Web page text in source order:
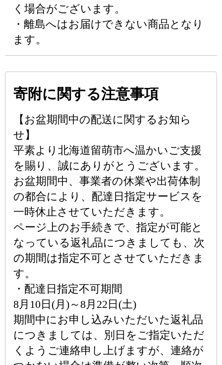
く場合がございます。
・離島へはお届けできない商品となり
ます。
寄附に関する注意事項
【お盆期間中の配送に関するお知ら
せ】
平素より北海道留萌市へ温かいご支援
を賜り、誠にありがとうございます。
お盆期間中、事業者の休業や出荷体制
の都合により、配達日指定サービスを
一時休止させていただきます。
ページ上のお手続きで、指定が可能と
なっている返礼品につきましても、次
の期間は指定不可とさせていただきま
す。
・配達日指定不可期間
8月10日(月)～8月22日(土)
期間中にお申し込みいただいた返礼品
につきましては、別日をご指定いただ
くようご連絡申し上げますが、連絡が